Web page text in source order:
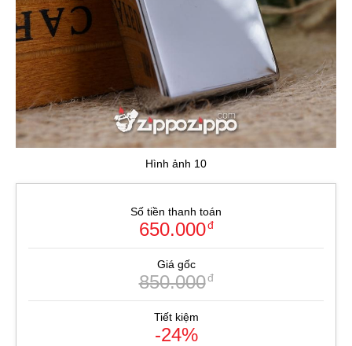
Hình ảnh 10
Số tiền thanh toán
650.000đ
Giá gốc
850.000đ
Tiết kiệm
-24%